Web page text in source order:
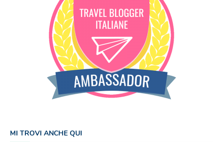
MI TROVI ANCHE QUI